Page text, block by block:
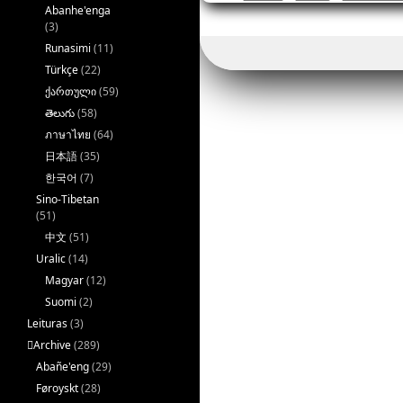
b
o
k
r
Abanhe'enga
(3)
Runasimi (11)
Türkçe(22)
ქართული(59)
తెలుగు(58)
ภาษาไทย (64)
日本語(35)
한국어 (7)
Sino-Tibetan
(51)
中文 (51)
Uralic(14)
Magyar(12)
Suomi (2)
Leituras(3)
􏿽Archive(289)
Abañe'eng(29)
Føroyskt(28)